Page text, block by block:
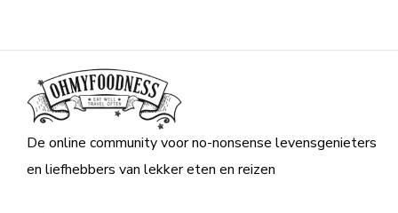
De online community voor no-nonsense levensgenieters
en liefhebbers van lekker eten en reizen